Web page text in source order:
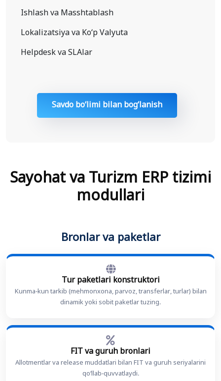
Ishlash va Masshtablash
Lokalizatsiya va Ko‘p Valyuta
Helpdesk va SLAlar
Savdo bo‘limi bilan bogʻlanish
Sayohat va Turizm ERP tizimi
modullari
Bronlar va paketlar
Tur paketlari konstruktori
Kunma-kun tarkib (mehmonxona, parvoz, transferlar, turlar) bilan
dinamik yoki sobit paketlar tuzing.
FIT va guruh bronlari
Allotmentlar va release muddatlari bilan FIT va guruh seriyalarini
qo‘llab-quvvatlaydi.